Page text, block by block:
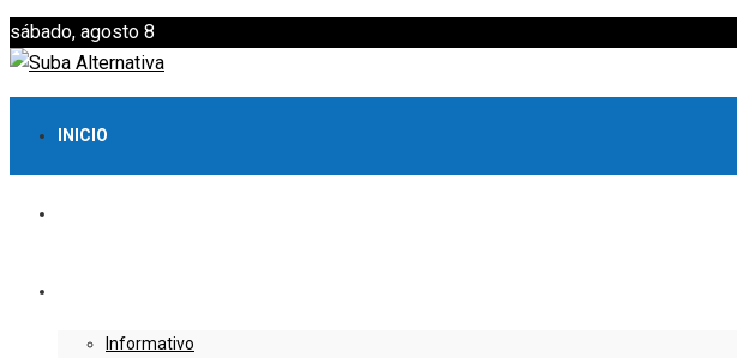
sábado, agosto 8
INICIO
Informativo